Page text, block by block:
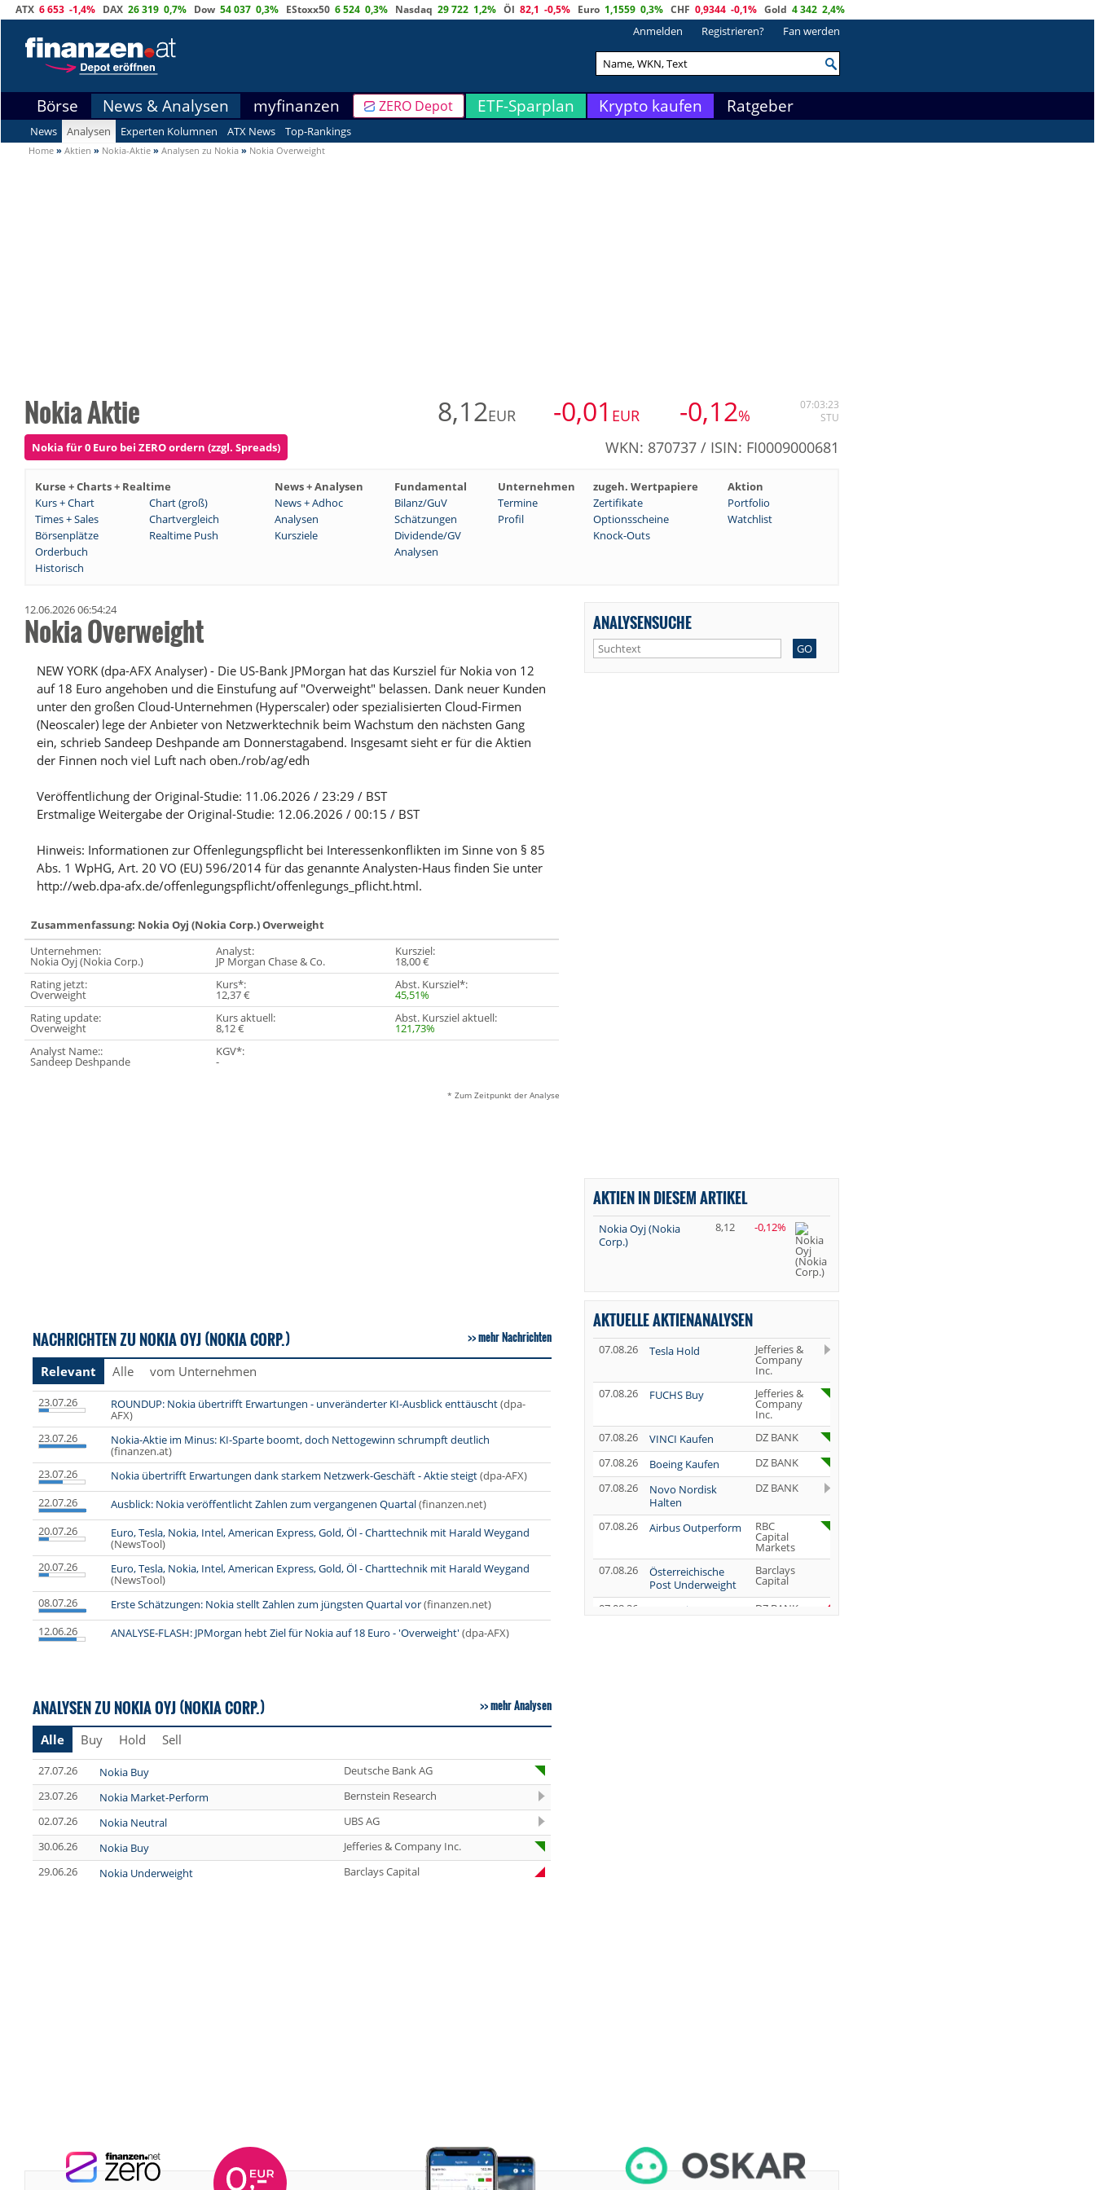
ATX 6 653 -1,4% DAX 26 319 0,7% Dow 54 037 0,3% EStoxx50 6 524 0,3% Nasdaq 29 722 1,2% Öl 82,1 -0,5% Euro 1,1559 0,3% CHF 0,9344 -0,1% Gold 4 342 2,4%
Anmelden Registrieren? Fan werden
Börse News & Analysen myfinanzen ZERO Depot ETF-Sparplan Krypto kaufen Ratgeber
News Analysen Experten Kolumnen ATX News Top-Rankings
Home » Aktien » Nokia-Aktie » Analysen zu Nokia » Nokia Overweight
Nokia Aktie 8,12EUR -0,01 EUR -0,12%
07:03:23
STU
Nokia für 0 Euro bei ZERO ordern (zzgl. Spreads) WKN: 870737 / ISIN: FI0009000681
Kurse + Charts + Realtime News + Analysen Fundamental Unternehmen zugeh. Wertpapiere
Aktion
Kurs + Chart
Chart (groß) News + Adhoc Bilanz/GuV Termine Zertifikate
Portfolio
Times + Sales
Chartvergleich Analysen Schätzungen Profil Optionsscheine
Watchlist
Börsenplätze
Realtime Push Kursziele Dividende/GV
Knock-Outs
Orderbuch
Analysen
Historisch
12.06.2026 06:54:24
Nokia Overweight
NEW YORK (dpa-AFX Analyser) - Die US-Bank JPMorgan hat das Kursziel für Nokia von 12
auf 18 Euro angehoben und die Einstufung auf "Overweight" belassen. Dank neuer Kunden
unter den großen Cloud-Unternehmen (Hyperscaler) oder spezialisierten Cloud-Firmen
(Neoscaler) lege der Anbieter von Netzwerktechnik beim Wachstum den nächsten Gang
ein, schrieb Sandeep Deshpande am Donnerstagabend. Insgesamt sieht er für die Aktien
der Finnen noch viel Luft nach oben./rob/ag/edh
Veröffentlichung der Original-Studie: 11.06.2026 / 23:29 / BST
Erstmalige Weitergabe der Original-Studie: 12.06.2026 / 00:15 / BST
Hinweis: Informationen zur Offenlegungspflicht bei Interessenkonflikten im Sinne von § 85
Abs. 1 WpHG, Art. 20 VO (EU) 596/2014 für das genannte Analysten-Haus finden Sie unter
http://web.dpa-afx.de/offenlegungspflicht/offenlegungs_pflicht.html.
Zusammenfassung: Nokia Oyj (Nokia Corp.) Overweight
Unternehmen:
Nokia Oyj (Nokia Corp.)
Analyst:
JP Morgan Chase & Co.
Kursziel:
18,00 €
Rating jetzt:
Overweight
Kurs*:
12,37 €
Abst. Kursziel*:
45,51%
Rating update:
Overweight
Kurs aktuell:
8,12 €
Abst. Kursziel aktuell:
121,73%
Analyst Name::
Sandeep Deshpande
KGV*:
-
* Zum Zeitpunkt der Analyse
NACHRICHTEN ZU NOKIA OYJ (NOKIA CORP.) mehr Nachrichten
Relevant Alle vom Unternehmen
23.07.26 ROUNDUP: Nokia übertrifft Erwartungen - unveränderter KI-Ausblick enttäuscht(dpa-
AFX)
23.07.26
Nokia-Aktie im Minus: KI-Sparte boomt, doch Nettogewinn schrumpft deutlich
(finanzen.at)
23.07.26
Nokia übertrifft Erwartungen dank starkem Netzwerk-Geschäft - Aktie steigt(dpa-AFX)
22.07.26
Ausblick: Nokia veröffentlicht Zahlen zum vergangenen Quartal(finanzen.net)
20.07.26
Euro, Tesla, Nokia, Intel, American Express, Gold, Öl - Charttechnik mit Harald Weygand
(NewsTool)
20.07.26
Euro, Tesla, Nokia, Intel, American Express, Gold, Öl - Charttechnik mit Harald Weygand
(NewsTool)
08.07.26
Erste Schätzungen: Nokia stellt Zahlen zum jüngsten Quartal vor(finanzen.net)
12.06.26
ANALYSE-FLASH: JPMorgan hebt Ziel für Nokia auf 18 Euro - 'Overweight' (dpa-AFX)
ANALYSEN ZU NOKIA OYJ (NOKIA CORP.) mehr Analysen
Alle Buy Hold Sell
27.07.26 Nokia Buy
Deutsche Bank AG
23.07.26
Nokia Market-Perform
Bernstein Research
02.07.26
Nokia Neutral
UBS AG
30.06.26
Nokia Buy
Jefferies & Company Inc.
29.06.26
Nokia Underweight Barclays Capital
ANALYSENSUCHE
GO
AKTIEN IN DIESEM ARTIKEL
Nokia Oyj (Nokia
Corp.)
8,12 -0,12%
AKTUELLE AKTIENANALYSEN
07.08.26 Tesla Hold Jefferies &
Company
Inc.
07.08.26
FUCHS Buy Jefferies &
Company
Inc.
07.08.26
VINCI Kaufen
DZ BANK
07.08.26
Boeing Kaufen
DZ BANK
07.08.26
Novo Nordisk
Halten
DZ BANK
07.08.26 Airbus Outperform RBC
Capital
Markets
07.08.26
Österreichische
Post Underweight
Barclays
Capital
07.08.26
SUSS MicroTec
DZ BANK
07.08.26
SGL Carbon Hold Jefferies &
Company
Inc.